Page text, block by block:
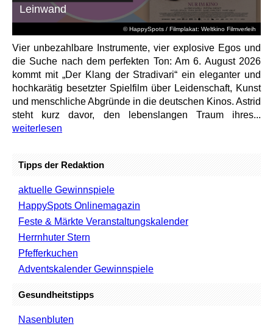
© HappySpots / Filmplakat: Weltkino Filmverleih
Leinwand
Vier unbezahlbare Instrumente, vier explosive Egos und
die Suche nach dem perfekten Ton: Am 6. August 2026
kommt mit „Der Klang der Stradivari“ ein eleganter und
hochkarätig besetzter Spielfilm über Leidenschaft, Kunst
und menschliche Abgründe in die deutschen Kinos. Astrid
steht kurz davor, den lebenslangen Traum ihres...
weiterlesen
Tipps der Redaktion
aktuelle Gewinnspiele
HappySpots Onlinemagazin
Feste & Märkte Veranstaltungskalender
Herrnhuter Stern
Pfefferkuchen
Adventskalender Gewinnspiele
Gesundheitstipps
Nasenbluten